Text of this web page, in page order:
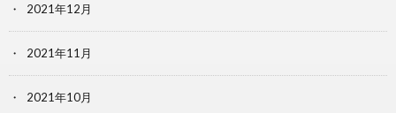
2021年12月
2021年11月
2021年10月